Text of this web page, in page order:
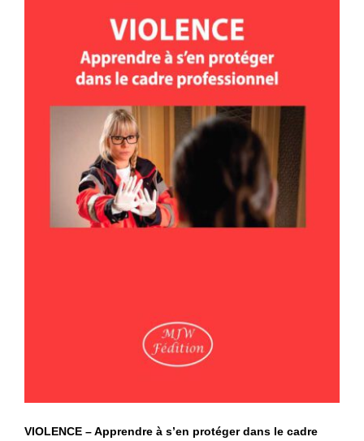
VIOLENCE – Apprendre à s’en
protéger dans le cadre professionnel
VIOLENCE – Apprendre à s’en protéger dans le cadre